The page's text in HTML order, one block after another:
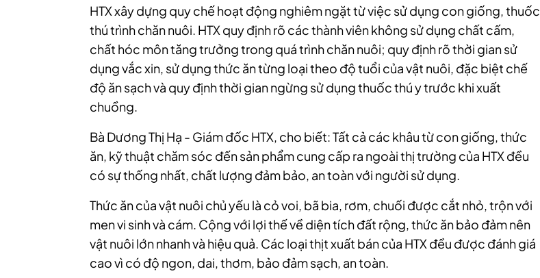
HTX xây dựng quy chế hoạt động nghiêm ngặt từ việc sử dụng con giống, thuốc
thú trình chăn nuôi. HTX quy định rõ các thành viên không sử dụng chất cấm,
chất hóc môn tăng trưởng trong quá trình chăn nuôi; quy định rõ thời gian sử
dụng vắc xin, sử dụng thức ăn từng loại theo độ tuổi của vật nuôi, đặc biệt chế
độ ăn sạch và quy định thời gian ngừng sử dụng thuốc thú y trước khi xuất
chuồng.
Bà Dương Thị Hạ - Giám đốc HTX, cho biết: Tất cả các khâu từ con giống, thức
ăn, kỹ thuật chăm sóc đến sản phẩm cung cấp ra ngoài thị trường của HTX đều
có sự thống nhất, chất lượng đảm bảo, an toàn với người sử dụng.
Thức ăn của vật nuôi chủ yếu là cỏ voi, bã bia, rơm, chuối được cắt nhỏ, trộn với
men vi sinh và cám. Cộng với lợi thế về diện tích đất rộng, thức ăn bảo đảm nên
vật nuôi lớn nhanh và hiệu quả. Các loại thịt xuất bán của HTX đều được đánh giá
cao vì có độ ngon, dai, thơm, bảo đảm sạch, an toàn.